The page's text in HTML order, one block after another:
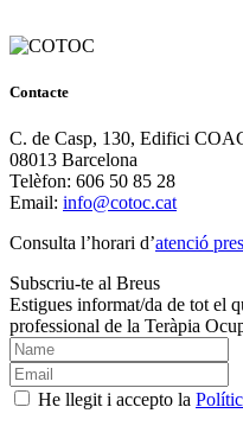
Contacte
C. de Casp, 130, Edifici
08013 Barcelona
Telèfon: 606 50 85 28
Email: info@cotoc.cat
Consulta l’horari d’atenció
Subscriu-te al Breus
Estigues informat/da de tot el
professional de la Teràpia
He llegit i accepto la